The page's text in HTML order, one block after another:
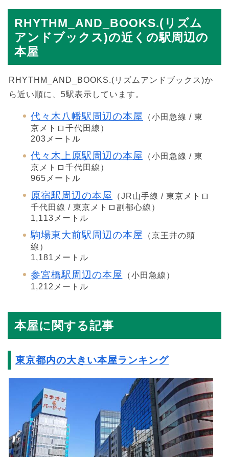
RHYTHM_AND_BOOKS.(リズム
アンドブックス)の近くの駅周辺の
本屋
RHYTHM_AND_BOOKS.(リズムアンドブックス)か
ら近い順に、5駅表示しています。
代々木八幡駅周辺の本屋
（小田急線 / 東
京メトロ千代田線）
203メートル
代々木上原駅周辺の本屋
（小田急線 / 東
京メトロ千代田線）
965メートル
原宿駅周辺の本屋
（JR山手線 / 東京メトロ
千代田線 / 東京メトロ副都心線）
1,113メートル
駒場東大前駅周辺の本屋
（京王井の頭
線）
1,181メートル
参宮橋駅周辺の本屋
（小田急線）
1,212メートル
本屋に関する記事
東京都内の大きい本屋ランキング